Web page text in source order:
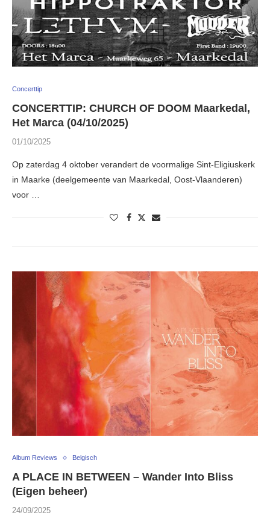
Concerttip
CONCERTTIP: CHURCH OF DOOM Maarkedal,
Het Marca (04/10/2025)
01/10/2025
Op zaterdag 4 oktober verandert de voormalige Sint-Eligiuskerk
in Maarke (deelgemeente van Maarkedal, Oost-Vlaanderen)
voor …
Album Reviews Belgisch
A PLACE IN BETWEEN – Wander Into Bliss
(Eigen beheer)
24/09/2025